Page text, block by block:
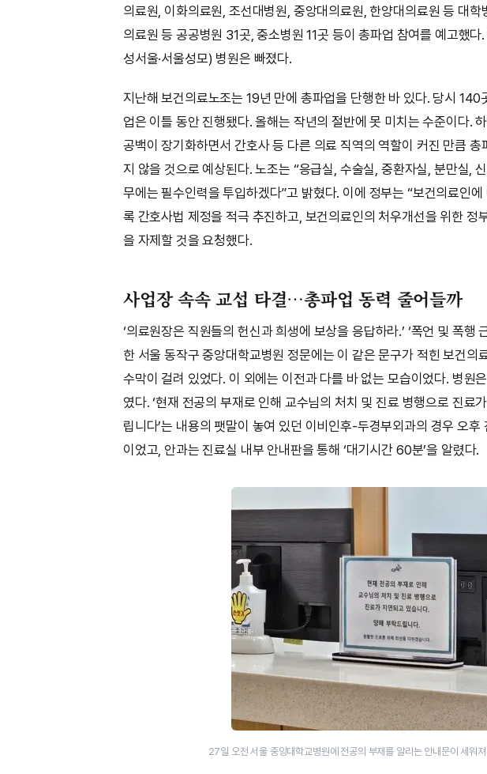
의료원, 이화의료원, 조선대병원, 중앙대의료원, 한양대의료원 등 대
의료원 등 공공병원 31곳, 중소병원 11곳 등이 총파업 참여를 예고했다
성서울·서울성모) 병원은 빠졌다.
지난해 보건의료노조는 19년 만에 총파업을 단행한 바 있다. 당시
업은 이틀 동안 진행됐다. 올해는 작년의 절반에 못 미치는 수준이다.
공백이 장기화하면서 간호사 등 다른 의료 직역의 역할이 커진 만큼 총
지 않을 것으로 예상된다. 노조는 “응급실, 수술실, 중환자실, 분만실,
무에는 필수인력을 투입하겠다”고 밝혔다. 이에 정부는 “보건의료인
록 간호사법 제정을 적극 추진하고, 보건의료인의 처우개선을 위한 정
을 자제할 것을 요청했다.
사업장 속속 교섭 타결…총파업 동력 줄어들까
‘의료원장은 직원들의 헌신과 희생에 보상을 응답하라.’ ‘폭언 및 폭행
한 서울 동작구 중앙대학교병원 정문에는 이 같은 문구가 적힌 보건의
수막이 걸려 있었다. 이 외에는 이전과 다를 바 없는 모습이었다. 병원
였다. ‘현재 전공의 부재로 인해 교수님의 처치 및 진료 병행으로 진료
립니다’는 내용의 팻말이 놓여 있던 이비인후-두경부외과의 경우 오
이었고, 안과는 진료실 내부 안내판을 통해 ‘대기시간 60분’을 알렸다.
27일 오전 서울 중앙대학교병원에 전공의 부재를 알리는 안내문이 세워